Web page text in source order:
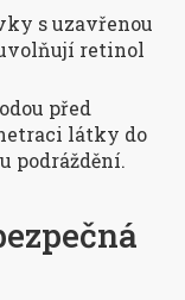
s uzavřenou
retinol
před
látky do
podráždění.